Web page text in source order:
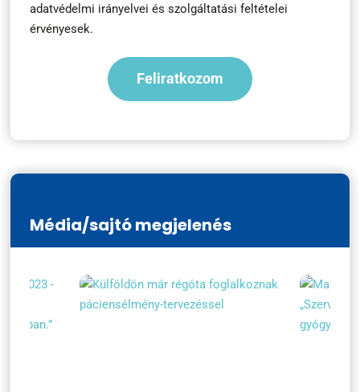
adatvédelmi irányelvei és szolgáltatási feltételei
érvényesek.
Média/sajtó megjelenés